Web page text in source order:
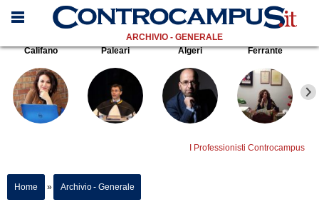
ARCHIVIO - GENERALE
Califano
Paleari Algeri Ferrante
I Professionisti Controcampus
Home » Archivio - Generale